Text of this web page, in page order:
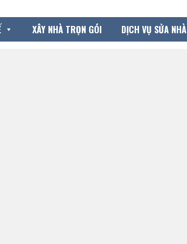
XÂY NHÀ TRỌN GÓI DỊCH VỤ SỬA NHÀ